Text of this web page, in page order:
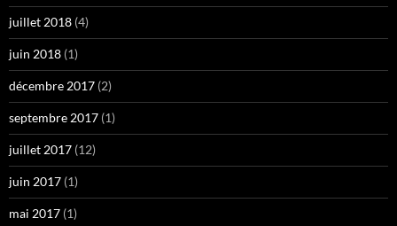
juillet 2018 (4)
juin 2018 (1)
décembre 2017 (2)
septembre 2017 (1)
juillet 2017 (12)
juin 2017 (1)
mai 2017 (1)